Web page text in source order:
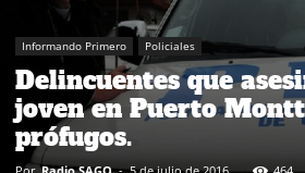
Informando Primero Policiales
Delincuentes que
joven en Puerto
prófugos.